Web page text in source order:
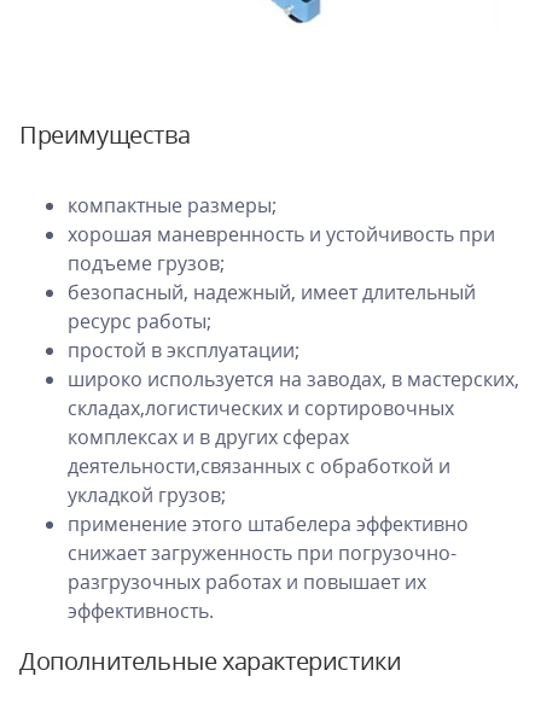
Преимущества
компактные размеры;
хорошая маневренность и устойчивость при
подъеме грузов;
безопасный, надежный, имеет длительный
ресурс работы;
простой в эксплуатации;
широко используется на заводах, в мастерских,
складах,логистических и сортировочных
комплексах и в других сферах
деятельности,связанных с обработкой и
укладкой грузов;
применение этого штабелера эффективно
снижает загруженность при погрузочно-
разгрузочных работах и повышает их
эффективность.
Дополнительные характеристики